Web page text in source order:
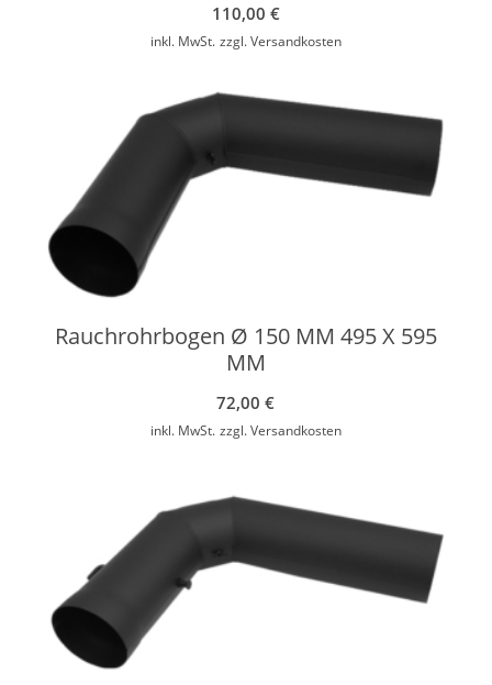
110,00 €
inkl. MwSt. zzgl.Versandkosten
Rauchrohrbogen Ø 150 MM 495 X 595
MM
72,00€
inkl. MwSt. zzgl.Versandkosten